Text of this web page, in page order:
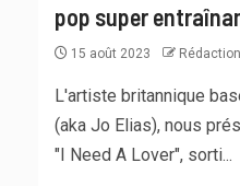
pop super
15 août 2023
L'artiste britannique
(aka Jo Elias), nous
"I Need A Lover", sorti...